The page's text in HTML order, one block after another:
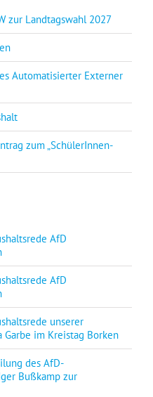
zur Landtagswahl 2027
Automatisierter Externer
zum „SchülerInnen-
AfD
AfD
unserer
im Kreistag Borken
des AfD-
Bußkamp zur